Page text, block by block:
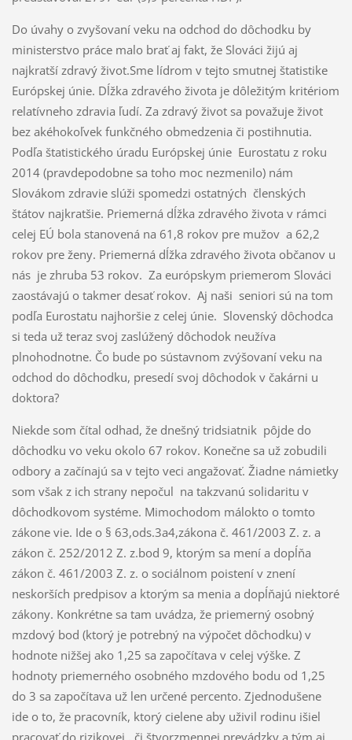
Do úvahy o zvyšovaní veku na odchod do dôchodku by
ministerstvo práce malo brať aj fakt, že Slováci žijú aj
najkratší zdravý život.Sme lídrom v tejto smutnej štatistike
Európskej únie. Dĺžka zdravého života je dôležitým kritériom
relatívneho zdravia ľudí. Za zdravý život sa považuje život
bez akéhokoľvek funkčného obmedzenia či postihnutia.
Podľa štatistického úradu Európskej únie Eurostatu z roku
2014 (pravdepodobne sa toho moc nezmenilo) nám
Slovákom zdravie slúži spomedzi ostatných členských
štátov najkratšie. Priemerná dĺžka zdravého života v rámci
celej EÚ bola stanovená na 61,8 rokov pre mužov a 62,2
rokov pre ženy. Priemerná dĺžka zdravého života občanov u
nás je zhruba 53 rokov. Za európskym priemerom Slováci
zaostávajú o takmer desať rokov. Aj naši seniori sú na tom
podľa Eurostatu najhoršie z celej únie. Slovenský dôchodca
si teda už teraz svoj zaslúžený dôchodok neužíva
plnohodnotne. Čo bude po sústavnom zvýšovaní veku na
odchod do dôchodku, presedí svoj dôchodok v čakárni u
doktora?
Niekde som čítal odhad, že dnešný tridsiatnik pôjde do
dôchodku vo veku okolo 67 rokov. Konečne sa už zobudili
odbory a začínajú sa v tejto veci angažovať. Žiadne námietky
som však z ich strany nepočul na takzvanú solidaritu v
dôchodkovom systéme. Mimochodom málokto o tomto
zákone vie. Ide o § 63,ods.3a4,zákona č. 461/2003 Z. z. a
zákon č. 252/2012 Z. z.bod 9, ktorým sa mení a dopĺňa
zákon č. 461/2003 Z. z. o sociálnom poistení v znení
neskorších predpisov a ktorým sa menia a dopĺňajú niektoré
zákony. Konkrétne sa tam uvádza, že priemerný osobný
mzdový bod (ktorý je potrebný na výpočet dôchodku) v
hodnote nižšej ako 1,25 sa započítava v celej výške. Z
hodnoty priemerného osobného mzdového bodu od 1,25
do 3 sa započítava už len určené percento. Zjednodušene
ide o to, že pracovník, ktorý cielene aby uživil rodinu išiel